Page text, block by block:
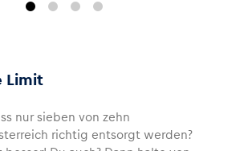
Limit
nur sieben von zehn
richtig entsorgt werden?